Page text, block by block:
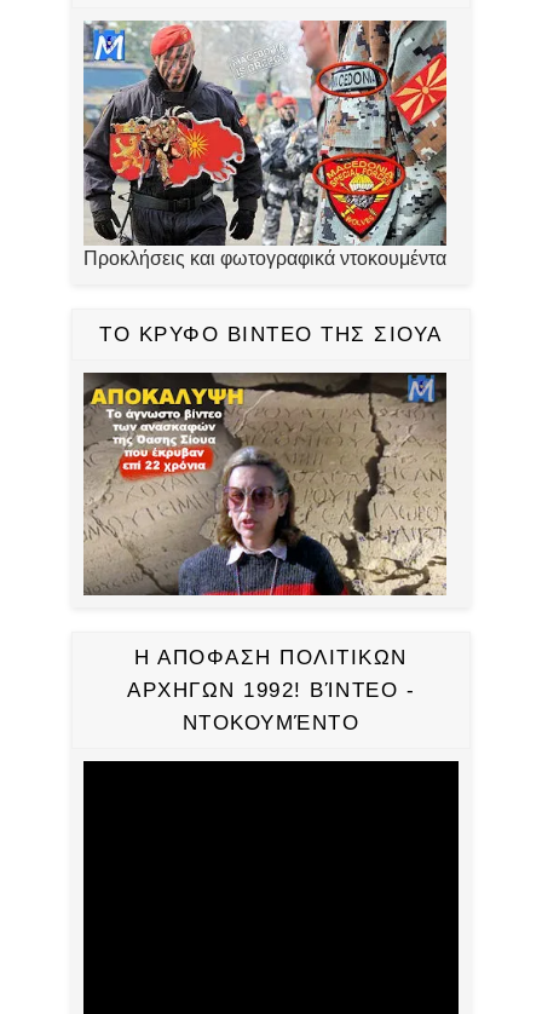
Προκλήσεις και φωτογραφικά ντοκουμέντα
ΤΟ ΚΡΥΦΟ ΒΙΝΤΕΟ ΤΗΣ ΣΙΟΥΑ
Η ΑΠΟΦΑΣΗ ΠΟΛΙΤΙΚΩΝ
ΑΡΧΗΓΩΝ 1992! ΒΊΝΤΕΟ -
ΝΤΟΚΟΥΜΈΝΤΟ